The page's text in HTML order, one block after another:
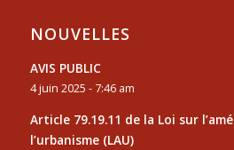
NOUVELLES
AVIS PUBLIC
4 juin 2025 - 7:46 am
Article 79.19.11 de la Loi sur
l’urbanisme (LAU)